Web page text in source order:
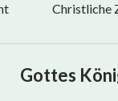
Christliche
Gottes